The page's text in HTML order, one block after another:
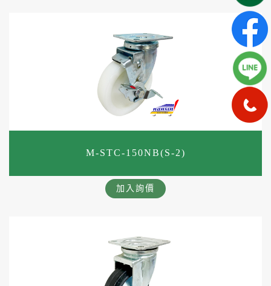
M-STC-150NB(S-2)
加入詢價